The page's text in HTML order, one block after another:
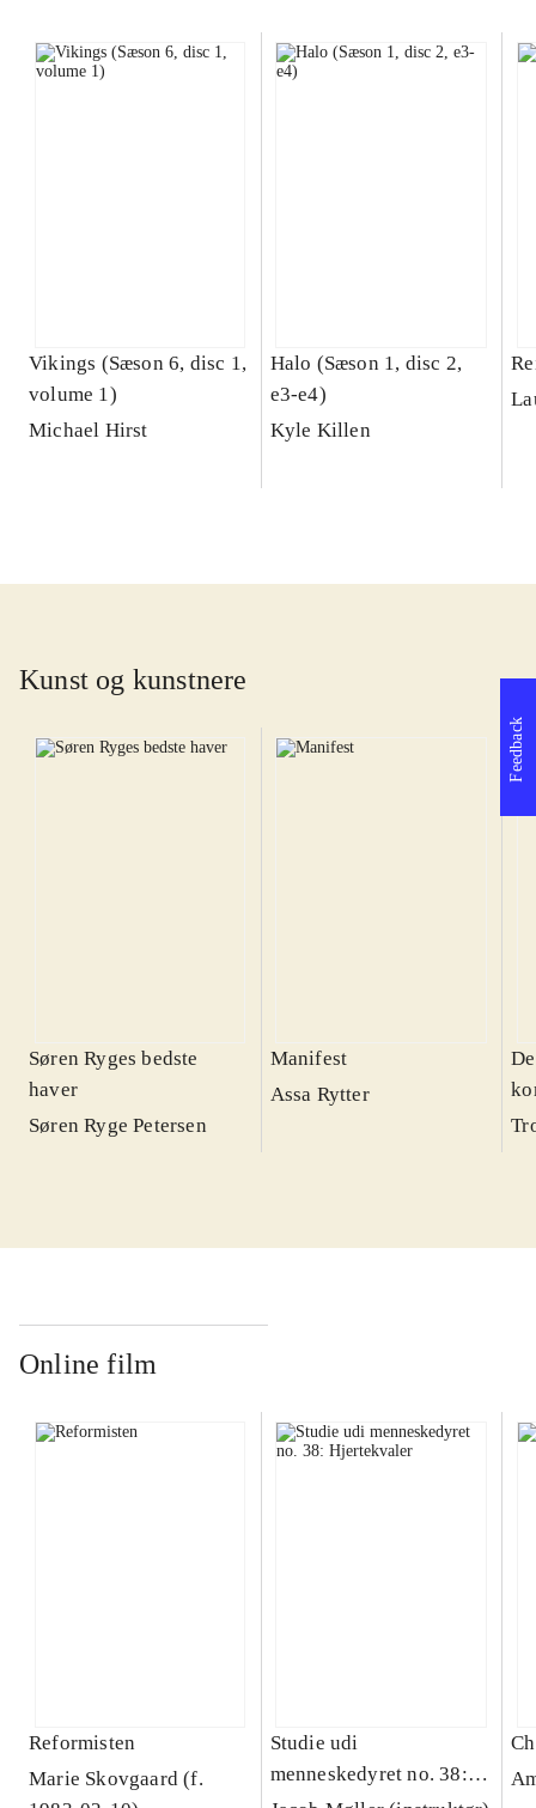
Vikings (Sæson 6, disc 1,
volume 1)
Michael Hirst
Halo (Sæson 1, disc 2,
e3-e4)
Kyle Killen
Kunst og kunstnere
Søren Ryges bedste
haver
Søren Ryge Petersen
Manifest
Assa Rytter
Online film
Reformisten
Marie Skovgaard (f.
Studie udi
menneskedyret no. 38:
Feedback